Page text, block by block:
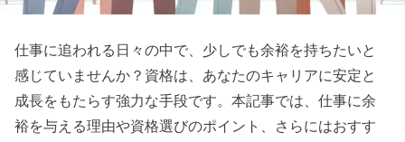
仕事に追われる日々の中で、少しでも余裕を持ちたいと
感じていませんか？資格は、あなたのキャリアに安定と
成長をもたらす強力な手段です。本記事では、仕事に余
裕を与える理由や資格選びのポイント、さらにはおすす